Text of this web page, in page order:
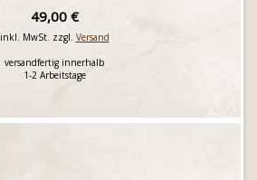
49,00 €
inkl. MwSt. zzgl. Versand
versandfertig innerhalb
1-2 Arbeitstage